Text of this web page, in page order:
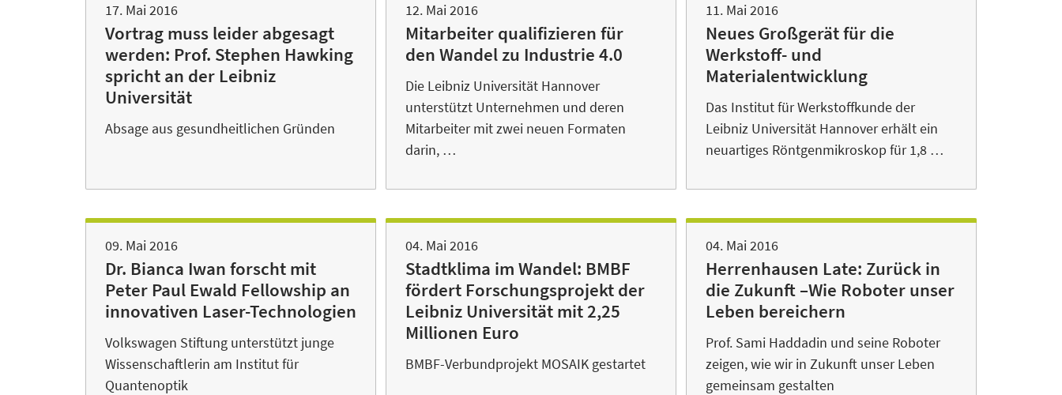
17. Mai 2016
Vortrag muss leider abgesagt
werden: Prof. Stephen Hawking
spricht an der Leibniz
Universität
Absage aus gesundheitlichen Gründen
12. Mai 2016
Mitarbeiter qualifizieren für
den Wandel zu Industrie 4.0
Die Leibniz Universität Hannover
unterstützt Unternehmen und deren
Mitarbeiter mit zwei neuen Formaten
darin, …
11. Mai 2016
Neues Großgerät für die
Werkstoff- und
Materialentwicklung
Das Institut für Werkstoffkunde der
Leibniz Universität Hannover erhält ein
neuartiges Röntgenmikroskop für 1,8 …
09. Mai 2016
Dr. Bianca Iwan forscht mit
Peter Paul Ewald Fellowship an
innovativen Laser-Technologien
Volkswagen Stiftung unterstützt junge
Wissenschaftlerin am Institut für
Quantenoptik
04. Mai 2016
Stadtklima im Wandel: BMBF
fördert Forschungsprojekt der
Leibniz Universität mit 2,25
Millionen Euro
BMBF-Verbundprojekt MOSAIK gestartet
04. Mai 2016
Herrenhausen Late: Zurück in
die Zukunft –Wie Roboter unser
Leben bereichern
Prof. Sami Haddadin und seine Roboter
zeigen, wie wir in Zukunft unser Leben
gemeinsam gestalten